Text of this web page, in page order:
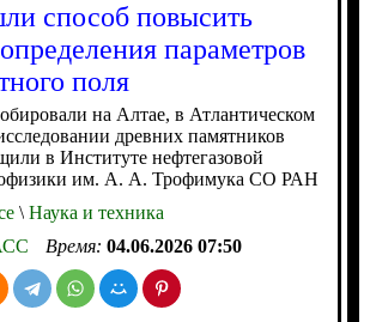
способ повысить
параметров
поля
на Алтае, в Атлантическом
древних памятников
в Институте нефтегазовой
им. А. А. Трофимука СО РАН
\Наука и техника
Время: 04.06.2026 07:50